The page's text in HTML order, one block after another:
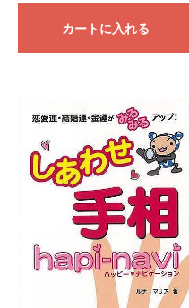
カートに入れる